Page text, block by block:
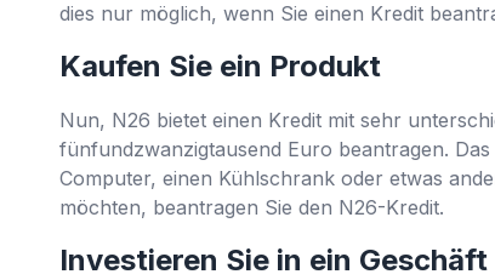
dies nur möglich, wenn Sie einen Kredit
Kaufen Sie ein Produkt
Nun, N26 bietet einen Kredit mit sehr
fünfundzwanzigtausend Euro beantragen.
Computer, einen Kühlschrank oder etwas
möchten, beantragen Sie den N26-Kredit.
Investieren Sie in ein Geschäft